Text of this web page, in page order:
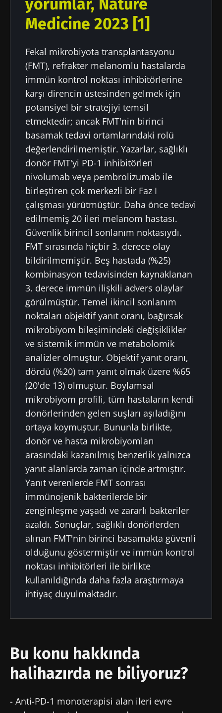
Yayın
02 Ekim 2024
Güncelleme
03 Ekim 2024
yorumlar, Nature
Medicine 2023 [1]
Fekal mikrobiyota transplantasyonu
(FMT), refrakter melanomlu hastalarda
immün kontrol noktası inhibitörlerine
karşı direncin üstesinden gelmek için
potansiyel bir stratejiyi temsil
etmektedir; ancak FMT'nin birinci
basamak tedavi ortamlarındaki rolü
değerlendirilmemiştir. Yazarlar, sağlıklı
donör FMT'yi PD-1 inhibitörleri
nivolumab veya pembrolizumab ile
birleştiren çok merkezli bir Faz I
çalışması yürütmüştür. Daha önce tedavi
edilmemiş 20 ileri melanom hastası.
Güvenlik birincil sonlanım noktasıydı.
FMT sırasında hiçbir 3. derece olay
bildirilmemiştir. Beş hastada (%25)
kombinasyon tedavisinden kaynaklanan
3. derece immün ilişkili advers olaylar
görülmüştür. Temel ikincil sonlanım
noktaları objektif yanıt oranı, bağırsak
mikrobiyom bileşimindeki değişiklikler
ve sistemik immün ve metabolomik
analizler olmuştur. Objektif yanıt oranı,
dördü (%20) tam yanıt olmak üzere %65
(20'de 13) olmuştur. Boylamsal
mikrobiyom profili, tüm hastaların kendi
donörlerinden gelen suşları aşıladığını
ortaya koymuştur. Bununla birlikte,
donör ve hasta mikrobiyomları
arasındaki kazanılmış benzerlik yalnızca
yanıt alanlarda zaman içinde artmıştır.
Yanıt verenlerde FMT sonrası
immünojenik bakterilerde bir
zenginleşme yaşadı ve zararlı bakteriler
azaldı. Sonuçlar, sağlıklı donörlerden
alınan FMT'nin birinci basamakta güvenli
olduğunu göstermiştir ve immün kontrol
noktası inhibitörleri ile birlikte
kullanıldığında daha fazla araştırmaya
ihtiyaç duyulmaktadır.
Bu konu hakkında
halihazırda ne biliyoruz?
- Anti-PD-1 monoterapisi alan ileri evre